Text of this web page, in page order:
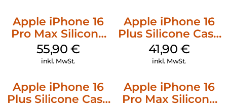
Apple iPhone 16
Pro Max Silicone
Case MagSafe
Stone Gray
55,90 €
inkl. MwSt.
Apple iPhone 16
Plus Silicone Case
MagSafe Stone
Gray
41,90 €
inkl. MwSt.
Apple iPhone 16
Plus Silicone Case
Apple iPhone 16
Pro Max Silicone